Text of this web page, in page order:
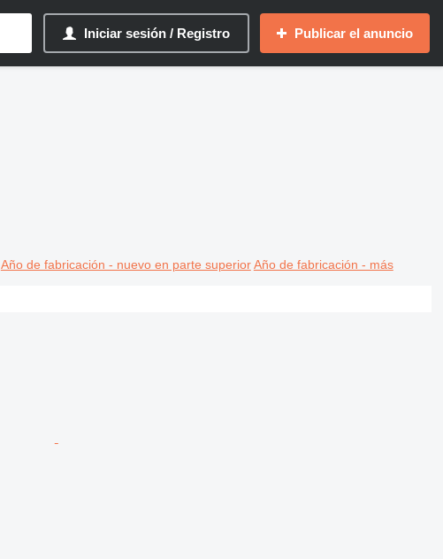
Iniciar sesión / Registro Publicar el anuncio
Año de fabricación - nuevo en parte superior Año de fabricación - más